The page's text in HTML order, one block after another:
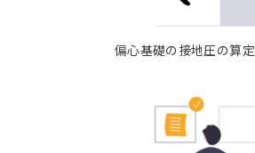
偏心基礎の接地圧の算定